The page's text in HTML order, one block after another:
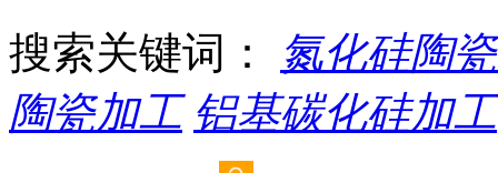
搜索关键词：
氮化硅陶
陶瓷加工 铝基碳化硅加工